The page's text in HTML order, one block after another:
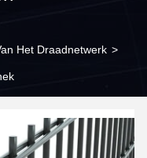
Het Draadnetwerk >